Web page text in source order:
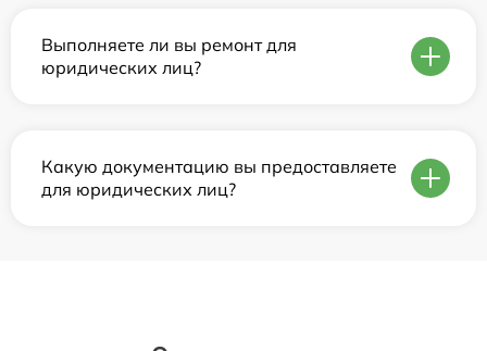
Выполняете ли вы ремонт для
юридических лиц?
Какую документацию вы предоставляете
для юридических лиц?